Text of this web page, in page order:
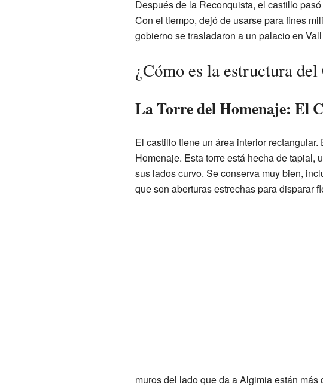
Después de la Reconquista, el castillo
Con el tiempo, dejó de usarse para fines
gobierno se trasladaron a un palacio en
¿Cómo es la estructura
La Torre del Homenaje: El
El castillo tiene un área interior
Homenaje. Esta torre está hecha de tapial,
sus lados curvo. Se conserva muy bien,
que son aberturas estrechas para disparar
muros del lado que da a Algimia están más